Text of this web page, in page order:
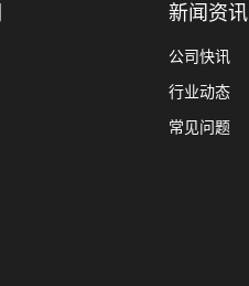
新闻资讯
公司快讯
行业动态
常见问题